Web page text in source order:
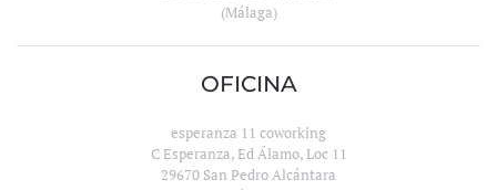
(Málaga)
OFICINA
esperanza 11 coworking
C Esperanza, Ed Álamo, Loc 11
29670 San Pedro Alcántara